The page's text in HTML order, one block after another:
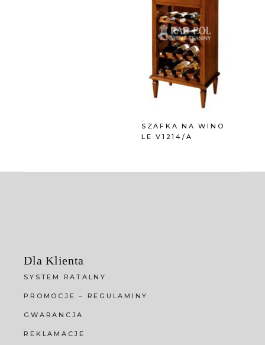
SZAFKA NA WINO
LE V1214/A
Dla Klienta
SYSTEM RATALNY
PROMOCJE – REGULAMINY
GWARANCJA
REKLAMACJE